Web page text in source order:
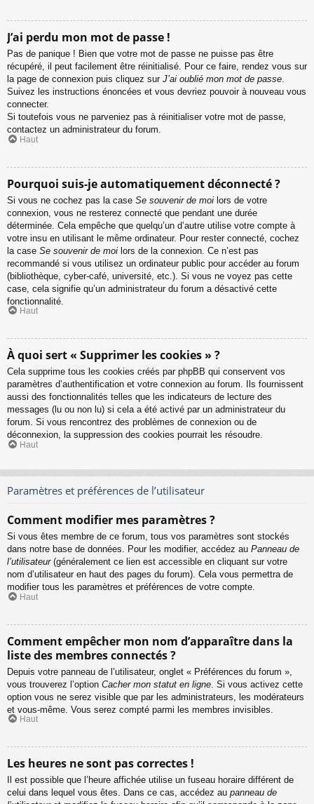
J’ai perdu mon mot de passe !
Pas de panique ! Bien que votre mot de passe ne puisse pas être
récupéré, il peut facilement être réinitialisé. Pour ce faire, rendez vous sur
la page de connexion puis cliquez sur J’ai oublié mon mot de passe.
Suivez les instructions énoncées et vous devriez pouvoir à nouveau vous
connecter.
Si toutefois vous ne parveniez pas à réinitialiser votre mot de passe,
contactez un administrateur du forum.
Haut
Pourquoi suis-je automatiquement déconnecté ?
Si vous ne cochez pas la case Se souvenir de moi lors de votre
connexion, vous ne resterez connecté que pendant une durée
déterminée. Cela empêche que quelqu’un d’autre utilise votre compte à
votre insu en utilisant le même ordinateur. Pour rester connecté, cochez
la case Se souvenir de moi lors de la connexion. Ce n’est pas
recommandé si vous utilisez un ordinateur public pour accéder au forum
(bibliothèque, cyber-café, université, etc.). Si vous ne voyez pas cette
case, cela signifie qu’un administrateur du forum a désactivé cette
fonctionnalité.
Haut
À quoi sert « Supprimer les cookies » ?
Cela supprime tous les cookies créés par phpBB qui conservent vos
paramètres d’authentification et votre connexion au forum. Ils fournissent
aussi des fonctionnalités telles que les indicateurs de lecture des
messages (lu ou non lu) si cela a été activé par un administrateur du
forum. Si vous rencontrez des problèmes de connexion ou de
déconnexion, la suppression des cookies pourrait les résoudre.
Haut
Paramètres et préférences de l’utilisateur
Comment modifier mes paramètres ?
Si vous êtes membre de ce forum, tous vos paramètres sont stockés
dans notre base de données. Pour les modifier, accédez au Panneau de
l’utilisateur(généralement ce lien est accessible en cliquant sur votre
nom d’utilisateur en haut des pages du forum). Cela vous permettra de
modifier tous les paramètres et préférences de votre compte.
Haut
Comment empêcher mon nom d’apparaître dans la
liste des membres connectés ?
Depuis votre panneau de l’utilisateur, onglet « Préférences du forum »,
vous trouverez l’option Cacher mon statut en ligne . Si vous activez cette
option vous ne serez visible que par les administrateurs, les modérateurs
et vous-même. Vous serez compté parmi les membres invisibles.
Haut
Les heures ne sont pas correctes !
Il est possible que l’heure affichée utilise un fuseau horaire différent de
celui dans lequel vous êtes. Dans ce cas, accédez au panneau de